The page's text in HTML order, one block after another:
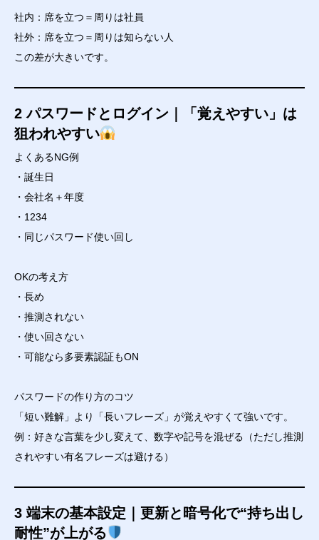
社内：席を立つ＝周りは社員
社外：席を立つ＝周りは知らない人
この差が大きいです。
2 パスワードとログイン｜「覚えやすい」は
狙われやすい
よくあるNG例
・誕生日
・会社名＋年度
・1234
・同じパスワード使い回し
OKの考え方
・長め
・推測されない
・使い回さない
・可能なら多要素認証もON
パスワードの作り方のコツ
「短い難解」より「長いフレーズ」が覚えやすくて強いです。
例：好きな言葉を少し変えて、数字や記号を混ぜる（ただし推測
されやすい有名フレーズは避ける）
3 端末の基本設定｜更新と暗号化で“持ち出し
耐性”が上がる